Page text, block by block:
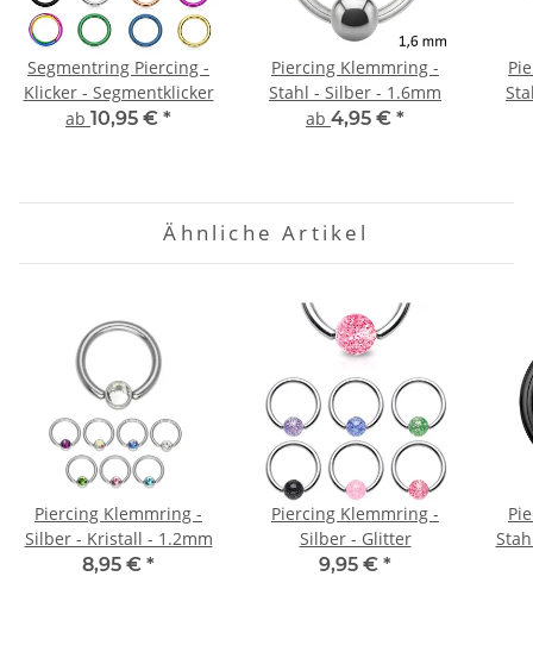
Segmentring Piercing -
Klicker - Segmentklicker
ab 10,95 € *
Piercing Klemmring -
Stahl - Silber - 1.6mm
ab 4,95 € *
Ähnliche Artikel
Piercing Klemmring -
Silber - Kristall - 1.2mm
8,95 € *
Piercing Klemmring -
Silber - Glitter
9,95 € *